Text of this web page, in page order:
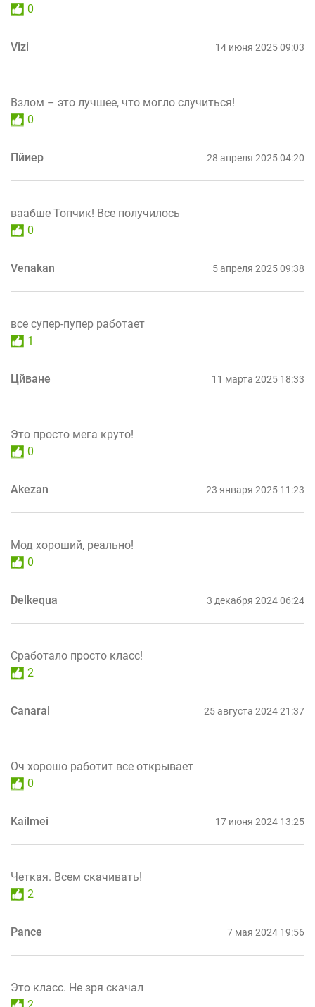
0
Vizi 14 июня 2025 09:03
Взлом – это лучшее, что могло случиться!
0
Пйиер 28 апреля 2025 04:20
ваабше Топчик! Все получилось
0
Venakan 5 апреля 2025 09:38
все супер-пупер работает
1
Цйване 11 марта 2025 18:33
Это просто мега круто!
0
Akezan 23 января 2025 11:23
Мод хороший, реально!
0
Delkequa 3 декабря 2024 06:24
Сработало просто класс!
2
Canaral 25 августа 2024 21:37
Оч хорошо работит все открывает
0
Kailmei 17 июня 2024 13:25
Четкая. Всем скачивать!
2
Pance 7 мая 2024 19:56
Это класс. Не зря скачал